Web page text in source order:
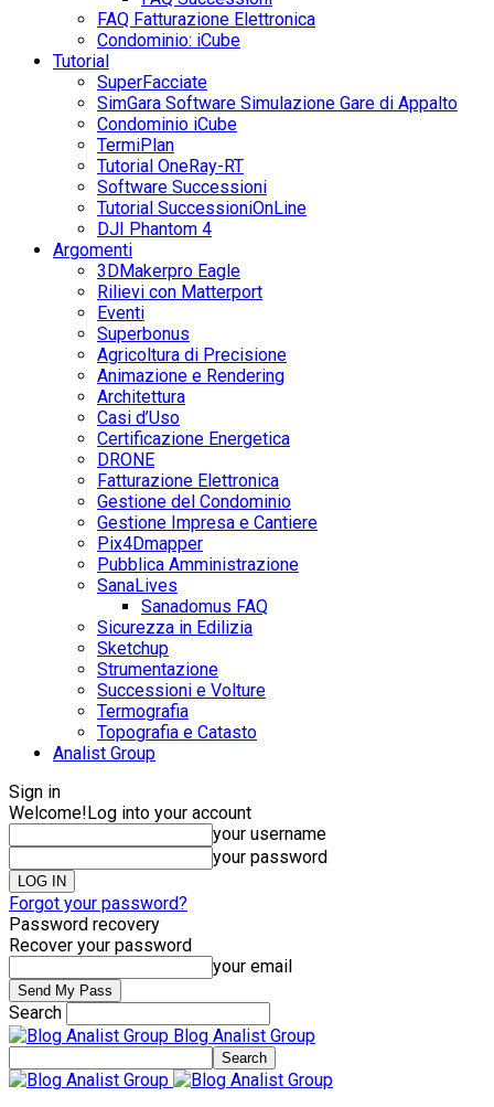
FAQ Fatturazione Elettronica
Condominio: iCube
Tutorial
SuperFacciate
SimGara Software Simulazione Gare di Appalto
Condominio iCube
TermiPlan
Tutorial OneRay-RT
Software Successioni
Tutorial SuccessioniOnLine
DJI Phantom 4
Argomenti
3DMakerpro Eagle
Rilievi con Matterport
Eventi
Superbonus
Agricoltura di Precisione
Animazione e Rendering
Architettura
Casi d’Uso
Certificazione Energetica
DRONE
Fatturazione Elettronica
Gestione del Condominio
Gestione Impresa e Cantiere
Pix4Dmapper
Pubblica Amministrazione
SanaLives
Sanadomus FAQ
Sicurezza in Edilizia
Sketchup
Strumentazione
Successioni e Volture
Termografia
Topografia e Catasto
Analist Group
Sign in
Welcome!Log into your account
your username
your password
Forgot your password?
Password recovery
Recover your password
your email
Search
Blog Analist Group